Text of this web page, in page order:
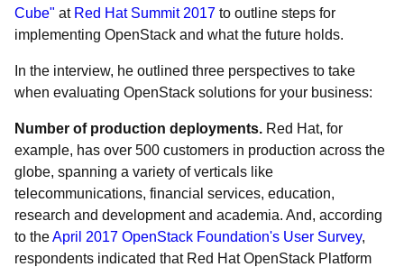
Cube" at Red Hat Summit 2017 to outline steps for
implementing OpenStack and what the future holds.
In the interview, he outlined three perspectives to take
when evaluating OpenStack solutions for your business:
Number of production deployments. Red Hat, for
example, has over 500 customers in production across the
globe, spanning a variety of verticals like
telecommunications, financial services, education,
research and development and academia. And, according
to theApril 2017 OpenStack Foundation's User Survey,
respondents indicated that Red Hat OpenStack Platform